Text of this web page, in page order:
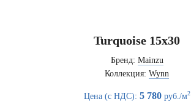
Turquoise 15x30
Бренд: Mainzu
Коллекция: Wynn
Цена (с НДС): 5 780руб./м2